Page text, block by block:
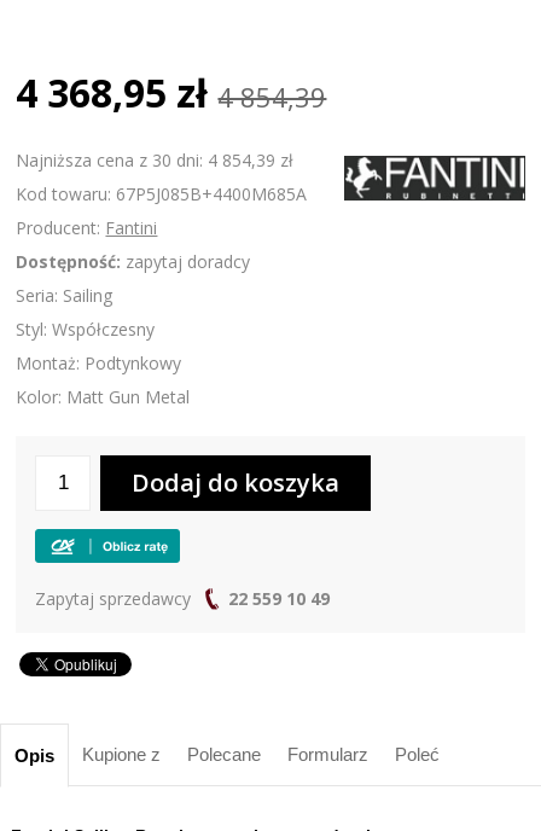
4 368,95 zł 4 854,39
Najniższa cena z 30 dni: 4 854,39 zł
Kod towaru: 67P5J085B+4400M685A
Producent: Fantini
Dostępność: zapytaj doradcy
Seria: Sailing
Styl: Współczesny
Montaż: Podtynkowy
Kolor: Matt Gun Metal
Zapytaj sprzedawcy 22 559 10 49
Opis Kupione z Polecane Formularz Poleć